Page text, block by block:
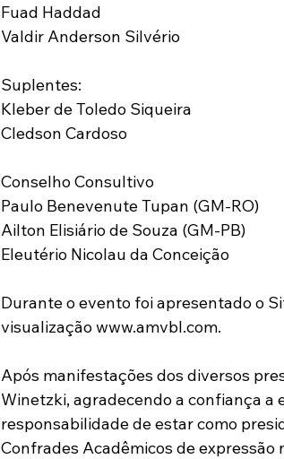
Fuad Haddad
Valdir Anderson Silvério
Suplentes:
Kleber de Toledo Siqueira
Cledson Cardoso
Conselho Consultivo
Paulo Benevenute Tupan (GM-RO)
Ailton Elisiário de Souza (GM-PB)
Eleutério Nicolau da Conceição
Durante o evento foi apresentado o
visualizaçãowww.amvbl.com.
Após manifestações dos diversos
Winetzki, agradecendo a confiança a
responsabilidade de estar como
Confrades Acadêmicos de